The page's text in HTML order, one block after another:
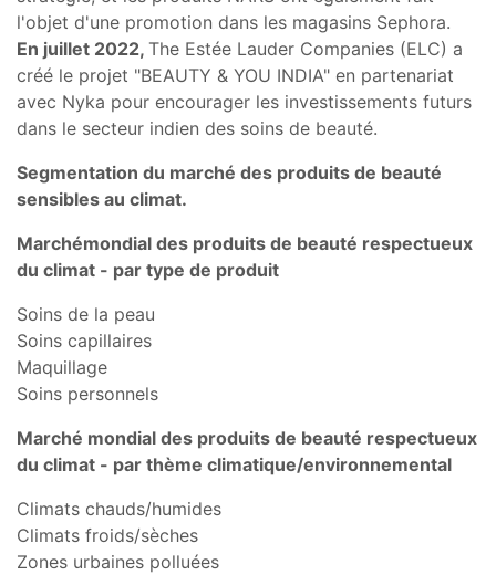
l'objet d'une promotion dans les magasins Sephora.
En juillet 2022, The Estée Lauder Companies (ELC) a
créé le projet "BEAUTY & YOU INDIA" en partenariat
avec Nyka pour encourager les investissements futurs
dans le secteur indien des soins de beauté.
Segmentation du marché des produits de beauté
sensibles au climat.
Marchémondial des produits de beauté respectueux
du climat - par type de produit
Soins de la peau
Soins capillaires
Maquillage
Soins personnels
Marché mondial des produits de beauté respectueux
du climat - par thème climatique/environnemental
Climats chauds/humides
Climats froids/sèches
Zones urbaines polluées